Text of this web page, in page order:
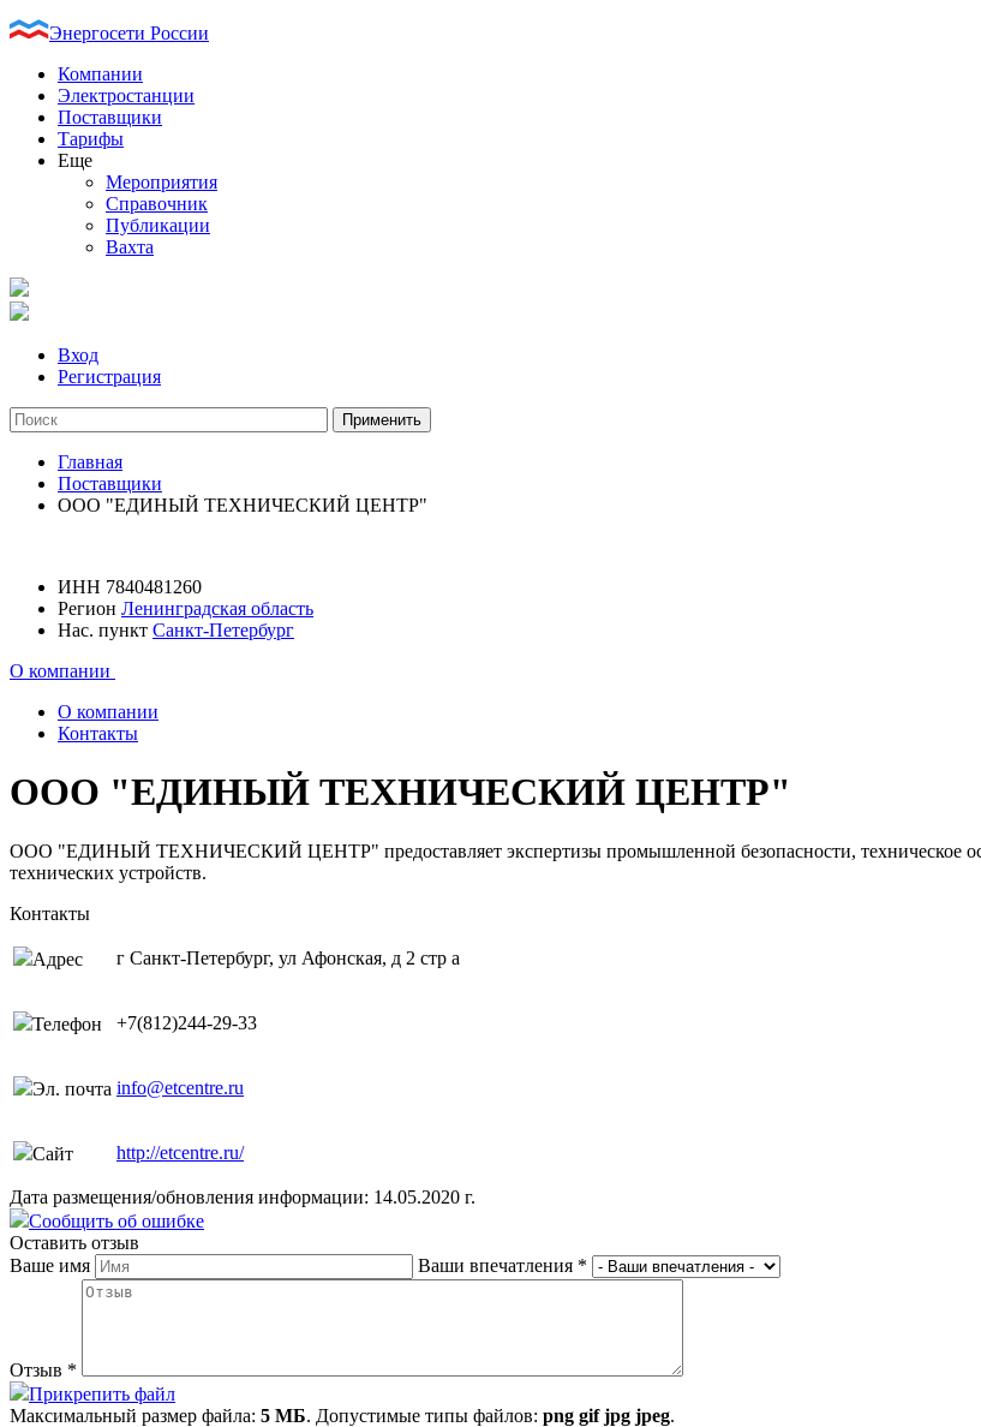
Энергосети России
Компании
Электростанции
Поставщики
Тарифы
Еще
Мероприятия
Справочник
Публикации
Вахта
Вход
Регистрация
Главная
Поставщики
ООО "ЕДИНЫЙ ТЕХНИЧЕСКИЙ ЦЕНТР"
ИНН 7840481260
Регион Ленинградская область
Нас. пункт Санкт-Петербург
О компании
О компании
Контакты
ООО "ЕДИНЫЙ ТЕХНИЧЕСКИЙ ЦЕНТР"
ООО "ЕДИНЫЙ ТЕХНИЧЕСКИЙ ЦЕНТР" предоставляет экспертизы промышленной безопасности, техническое
технических устройств.
Контакты
Адрес г Санкт-Петербург, ул Афонская, д 2 стр а
Телефон +7(812)244-29-33
Эл. почта info@etcentre.ru
Сайт http://etcentre.ru/
Дата размещения/обновления информации: 14.05.2020 г.
Сообщить об ошибке
Оставить отзыв
Ваше имя
Ваши впечатления *
Отзыв *
Прикрепить файл
Максимальный размер файла: 5 МБ. Допустимые типы файлов: png gif jpg jpeg.